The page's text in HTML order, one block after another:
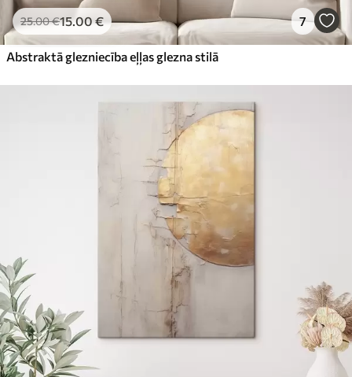
25.00€15.00€ 7
Abstraktā glezniecība eļļas glezna stilā